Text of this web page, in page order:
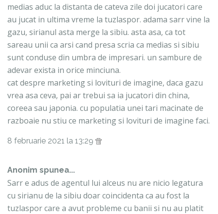
medias aduc la distanta de cateva zile doi jucatori care
au jucat in ultima vreme la tuzlaspor. adama sarr vine la
gazu, sirianul asta merge la sibiu. asta asa, ca tot
sareau unii ca arsi cand presa scria ca medias si sibiu
sunt conduse din umbra de impresari. un sambure de
adevar exista in orice minciuna.
cat despre marketing si lovituri de imagine, daca gazu
vrea asa ceva, pai ar trebui sa ia jucatori din china,
coreea sau japonia. cu populatia unei tari macinate de
razboaie nu stiu ce marketing si lovituri de imagine faci.
8 februarie 2021 la 13:29
Anonim spunea...
Sarr e adus de agentul lui alceus nu are nicio legatura
cu sirianu de la sibiu doar coincidenta ca au fost la
tuzlaspor care a avut probleme cu banii si nu au platit